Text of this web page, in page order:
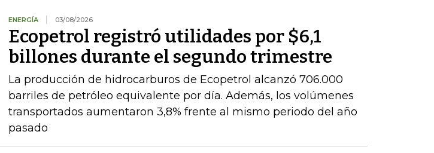
ENERGÍA 03/08/2026
Ecopetrol registró utilidades por $6,1
billones durante el segundo trimestre
La producción de hidrocarburos de Ecopetrol alcanzó 706.000
barriles de petróleo equivalente por día. Además, los volúmenes
transportados aumentaron 3,8% frente al mismo periodo del año
pasado